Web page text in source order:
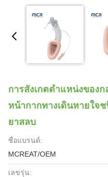
การสังเกตตำแหน่งของก
หน้ากากทางเดินหายใจ
ยาสลบ
ชื่อแบรนด์:
MCREAT/OEM
เลขรุ่น: